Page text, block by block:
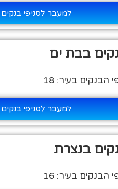
למעבר לסניפי בנקים
בבת ים
הבנקים בעיר: 18
למעבר לסניפי בנקים
בנצרת
הבנקים בעיר: 16